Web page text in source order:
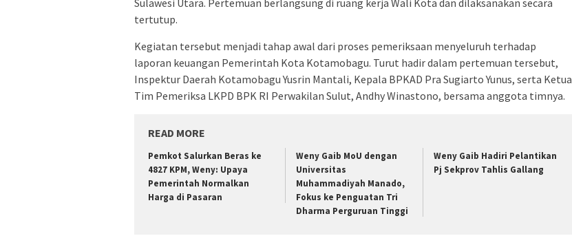
tertutup.
Kegiatan tersebut menjadi tahap awal dari proses pemeriksaan menyeluruh terhadap
laporan keuangan Pemerintah Kota Kotamobagu. Turut hadir dalam pertemuan tersebut,
Inspektur Daerah Kotamobagu Yusrin Mantali, Kepala BPKAD Pra Sugiarto Yunus, serta Ketua
Tim Pemeriksa LKPD BPK RI Perwakilan Sulut, Andhy Winastono, bersama anggota timnya.
READ MORE
Pemkot Salurkan Beras ke
4827 KPM, Weny: Upaya
Pemerintah Normalkan
Harga di Pasaran
Weny Gaib MoU dengan
Universitas
Muhammadiyah Manado,
Fokus ke Penguatan Tri
Dharma Perguruan Tinggi
Weny Gaib Hadiri Pelantikan
Pj Sekprov Tahlis Gallang